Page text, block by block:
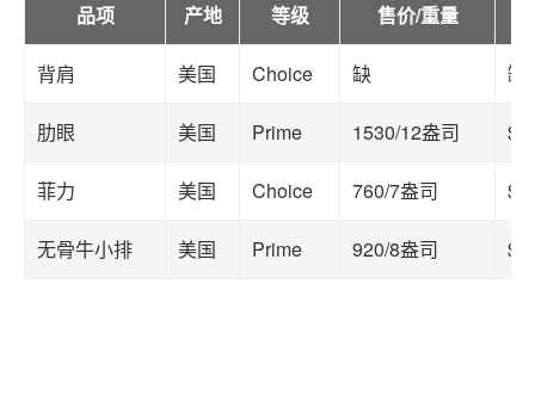
品项
产地 等级 售价/重量
背肩 美国 Choice 缺 缺
肋眼 美国 Prime 1530/12盎司
菲力 美国 Choice 760/7盎司
无骨牛小排 美国 Prime 920/8盎司